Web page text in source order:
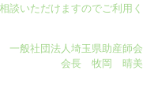
談いただけますのでご利用く
県助産師会
会長 牧岡 晴美